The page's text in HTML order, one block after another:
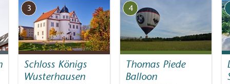
3
Schloss Königs
Wusterhausen
4
Thomas Piede
Balloon